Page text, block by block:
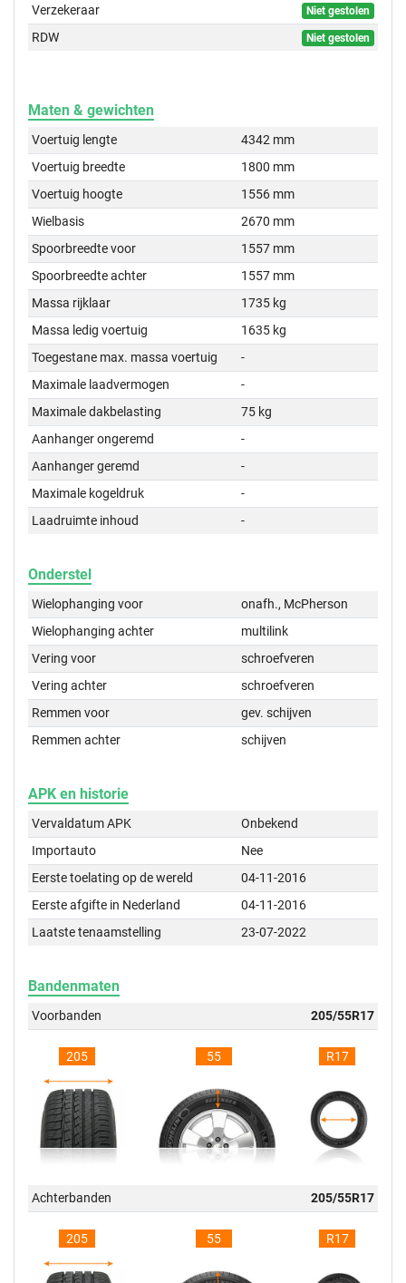
Verzekeraar Niet gestolen
RDW Niet gestolen
Maten & gewichten
Voertuig lengte
4342 mm
Voertuig breedte
1800 mm
Voertuig hoogte
1556 mm
Wielbasis
2670 mm
Spoorbreedte voor
1557 mm
Spoorbreedte achter
1557 mm
Massa rijklaar
1735 kg
Massa ledig voertuig
1635 kg
Toegestane max. massa voertuig
-
Maximale laadvermogen
-
Maximale dakbelasting
75 kg
Aanhanger ongeremd
-
Aanhanger geremd
-
Maximale kogeldruk
-
Laadruimte inhoud
-
Onderstel
Wielophanging voor
onafh., McPherson
Wielophanging achter
multilink
Vering voor
schroefveren
Vering achter
schroefveren
Remmen voor
gev. schijven
Remmen achter
schijven
APK en historie
Vervaldatum APK
Onbekend
Importauto
Nee
Eerste toelating op de wereld
04-11-2016
Eerste afgifte in Nederland
04-11-2016
Laatste tenaamstelling
23-07-2022
Bandenmaten
Voorbanden 205/55R17
205 55 R17
Achterbanden 205/55R17
205 55 R17